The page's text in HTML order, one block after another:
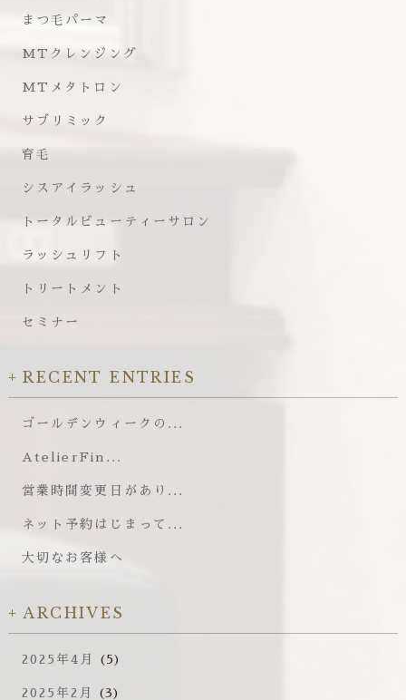
まつ毛パーマ
MTクレンジング
MTメタトロン
サブリミック
育毛
シスアイラッシュ
トータルビューティーサロン
ラッシュリフト
トリートメント
セミナー
RECENT ENTRIES
ゴールデンウィークの...
AtelierFin...
営業時間変更日があり...
ネット予約はじまって...
大切なお客様へ
ARCHIVES
2025年4月 (5)
2025年2月 (3)